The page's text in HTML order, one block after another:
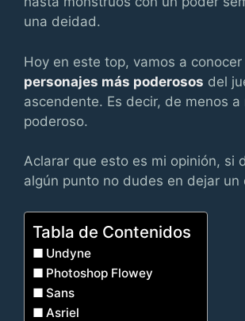
una deidad.
Hoy en este top, vamos a conocer
personajes más poderosos del
ascendente. Es decir, de menos a
poderoso.
Aclarar que esto es mi opinión, si
algún punto no dudes en dejar un
Tabla de Contenidos
Undyne
Photoshop Flowey
Sans
Asriel